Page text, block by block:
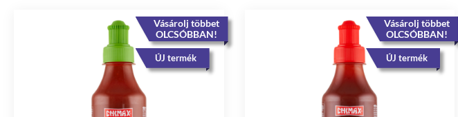
Vásárolj többet
OLCSÓBBAN!
ÚJ termék
Vásárolj többet
OLCSÓBBAN!
ÚJ termék